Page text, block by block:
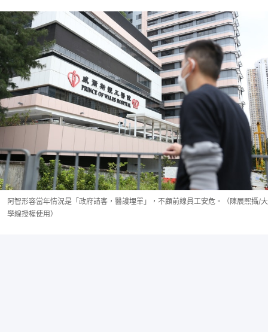
阿智形容當年情況是「政府請客，醫護埋單」，不顧前線員工安危。（陳展熙攝/大
學線授權使用）